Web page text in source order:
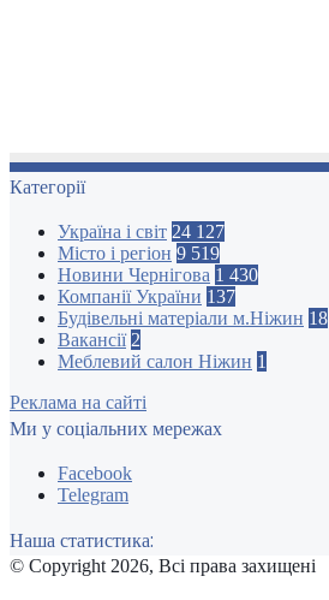
Категорії
Україна і світ 24 127
Місто і регіон 9 519
Новини Чернігова 1 430
Компанії України 137
Будівельні матеріали м.Ніжин 18
Вакансії 2
Меблевий салон Ніжин 1
Реклама на сайті
Ми у соціальних мережах
Facebook
Telegram
Наша статистика:
© Copyright 2026, Всі права захищені